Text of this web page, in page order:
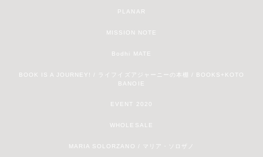
PLANAR
MISSION NOTE
Bodhi MATE
BOOK IS A JOURNEY! / ライフイズアジャーニーの本棚 / BOOKS+KOTO
BANOIE
EVENT 2020
WHOLESALE
MARIA SOLORZANO / マリア・ソロザノ